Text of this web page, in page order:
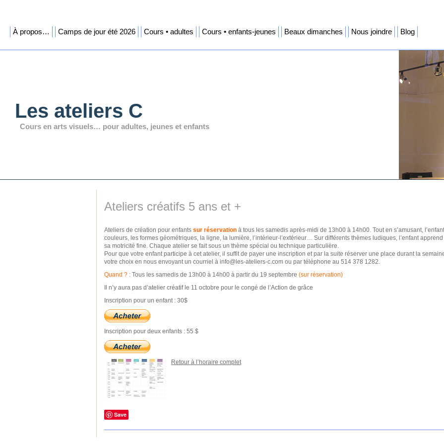
Les ateliers C
Cours en arts visuels… pour adultes, jeunes et enfants
Ateliers créatifs 5 ans et +
Ateliers de création pour enfants sur réservation à tous les samedis après-midi de 13h00 à 14h00. Tout en s’amusant,
couleurs, les formes géométriques, la ligne, la lumière, l’intérieur-l’extérieur… Sur différents thèmes ludiques, l’enfant
sa motricité fine. Chaque atelier se fait sous un thème spécial ou technique particulière.
Pour que votre enfant participe à cet atelier, il suffit de payer une inscription et par la suite réserver une place durant la
votre choix en nous envoyant un courriel à info@les-ateliers-c.com ou par téléphone au 514 378 1282.
Quand ? : Tous les samedis de 13h00 à 14h00 à partir du 19 septembre (sur réservation)
Il n’y aura pas d’atelier créatif le 11 octobre pour le congé de l’Action de grâce
Inscription pour un enfant : 30$
Inscription pour deux enfants : 55 $
Retour à l’horaire complet
Save
À propos… Camps de jour été 2026 Cours • adultes Cours • enfants-jeunes Beaux dimanches Nous joindre Blog